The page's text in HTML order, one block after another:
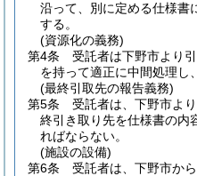
沿って、別に定める仕様書
する。
(資源化の義務)
第4条
受託者は下野市より
を持って適正に中間処理し
(最終引取先の報告義務)
第5条
受託者は、下野市よ
終引き取り先を仕様書の内
ればならない。
(施設の設備)
第6条
受託者は、下野市か